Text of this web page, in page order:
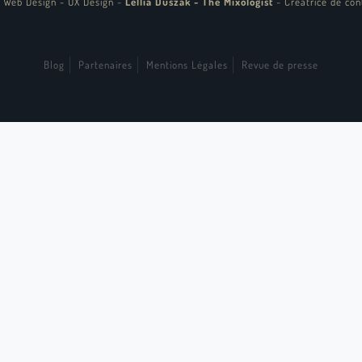
Blog Partenaires Mentions Légales Revue de presse